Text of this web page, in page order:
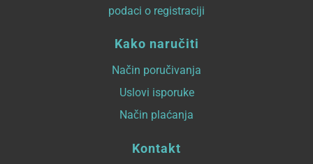
podaci o registraciji
Kako naručiti
Način poručivanja
Uslovi isporuke
Način plaćanja
Kontakt